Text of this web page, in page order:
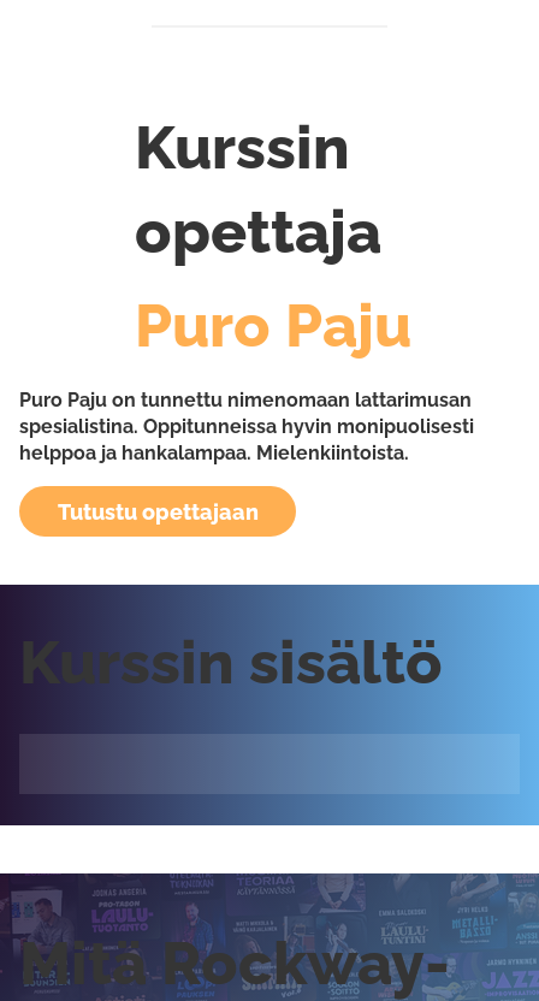
Kurssin
opettaja
Puro Paju
Puro Paju on tunnettu nimenomaan lattarimusan
spesialistina. Oppitunneissa hyvin monipuolisesti
helppoa ja hankalampaa. Mielenkiintoista.
Tutustu opettajaan
Kurssin sisältö
Mitä Rockway-